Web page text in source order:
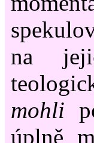
na
mohli
úplně